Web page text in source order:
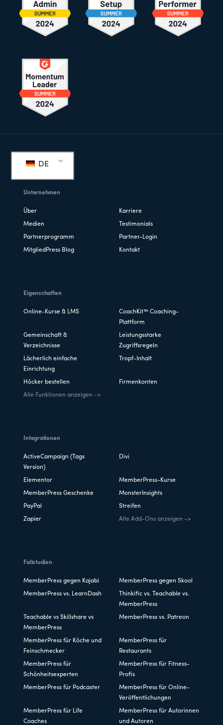
DE
Unternehmen
Über Karriere
Medien Testimonials
Partnerprogramm Partner-Login
MitgliedPress Blog Kontakt
Eigenschaften
Online-Kurse & LMS
CoachKit™ Coaching-
Plattform
Gemeinschaft &
Verzeichnisse
Leistungsstarke
Zugriffsregeln
Lächerlich einfache
Einrichtung
Tropf-Inhalt
Höcker bestellen Firmenkonten
Alle Funktionen anzeigen ->
Integrationen
ActiveCampaign (Tags
Version)
Divi
Elementor MemberPress-Kurse
MemberPress Geschenke MonsterInsights
PayPal Streifen
Zapier Alle Add-Ons anzeigen ->
Fallstudien
MemberPress gegen Kajabi MemberPress gegen Skool
MemberPress vs. LearnDash
Thinkific vs. Teachable vs.
MemberPress
Teachable vs Skillshare vs
MemberPress
MemberPress vs. Patreon
MemberPress für Köche und
Feinschmecker
MemberPress für
Restaurants
MemberPress für
Schönheitsexperten
MemberPress für Fitness-
Profis
MemberPress für Podcaster
MemberPress für Online-
Veröffentlichungen
MemberPress für Life
Coaches
MemberPress für Autorinnen
und Autoren